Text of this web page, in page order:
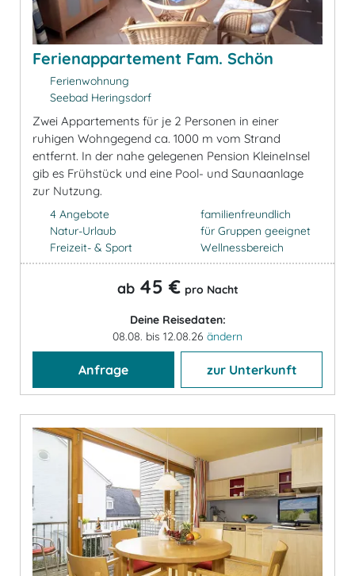
Ferienappartement Fam. Schön
Ferienwohnung
Seebad Heringsdorf
Zwei Appartements für je 2 Personen in einer
ruhigen Wohngegend ca. 1000 m vom Strand
entfernt. In der nahe gelegenen Pension KleineInsel
gib es Frühstück und eine Pool- und Saunaanlage
zur Nutzung.
4 Angebote
Natur-Urlaub
Freizeit- & Sport
familienfreundlich
für Gruppen geeignet
Wellnessbereich
ab 45 € pro Nacht
Deine Reisedaten:
08.08. bis 12.08.26 ändern
Anfrage zur Unterkunft